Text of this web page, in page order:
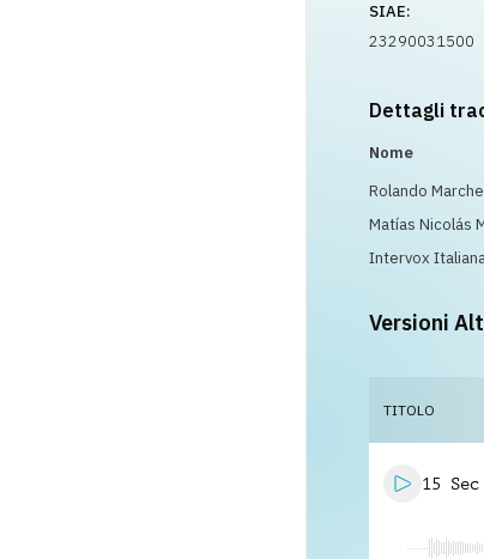
SIAE:
23290031500
Dettagli
Nome
Rolando
Matías Nicolás
Intervox
Versioni
TITOLO
15 Sec